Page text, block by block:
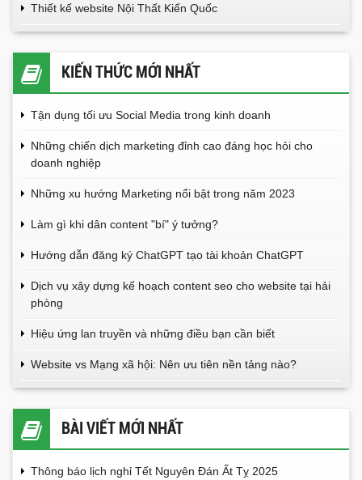
Thiết kế website Nội Thất Kiến Quốc
KIẾN THỨC MỚI NHẤT
Tận dụng tối ưu Social Media trong kinh doanh
Những chiến dịch marketing đỉnh cao đáng học hỏi cho
doanh nghiệp
Những xu hướng Marketing nổi bật trong năm 2023
Làm gì khi dân content "bí" ý tưởng?
Hướng dẫn đăng ký ChatGPT tạo tài khoản ChatGPT
Dịch vụ xây dựng kế hoạch content seo cho website tại hải
phòng
Hiệu ứng lan truyền và những điều bạn cần biết
Website vs Mạng xã hội: Nên ưu tiên nền tảng nào?
BÀI VIẾT MỚI NHẤT
Thông báo lịch nghỉ Tết Nguyên Đán Ất Tỵ 2025